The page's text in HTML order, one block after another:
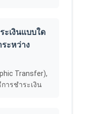
ะเงินแบบใด
ะหว่าง
Transfer),
การชำระเงิน